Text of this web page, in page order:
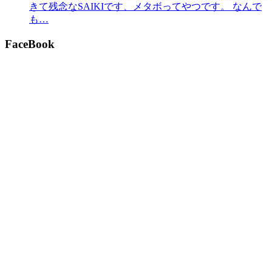
きて残念なSAIKIです、メタボってやつです。 なんで
も…
FaceBook